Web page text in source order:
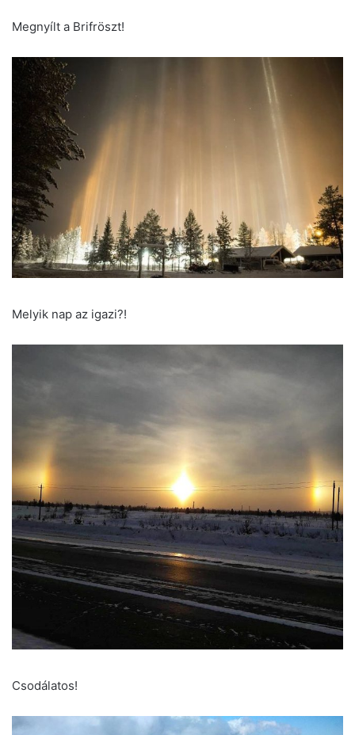
Megnyílt a Brifröszt!
Melyik nap az igazi?!
Csodálatos!